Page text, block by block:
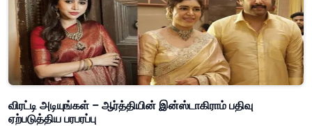
விரட்டி அடியுங்கள் – ஆர்த்தியின் இன்ஸ்டாகிராம் பதிவு
ஏற்படுத்திய பரபரப்பு